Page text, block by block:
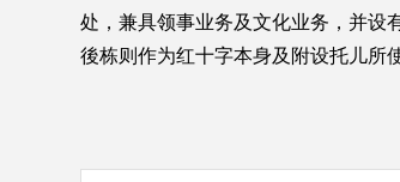
处，兼具领事业务及文化业务，并设
後栋则作为红十字本身及附设托儿所